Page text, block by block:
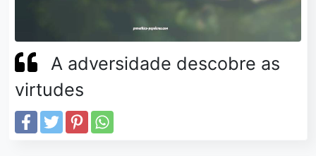
A adversidade descobre as
virtudes